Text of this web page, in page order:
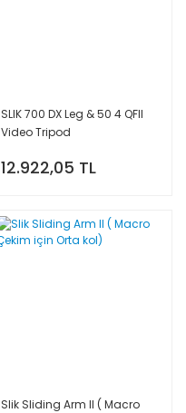
SLIK 700 DX Leg & 50 4 QFII
Video Tripod
12.922,05 TL
Slik Sliding Arm II ( Macro